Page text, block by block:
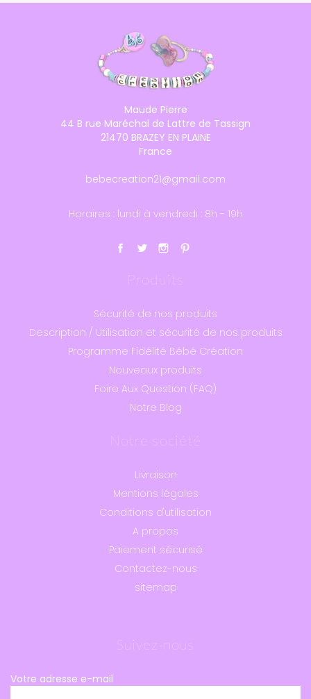
Maude Pierre
44 B rue Maréchal de Lattre de Tassign
21470 BRAZEY EN PLAINE
France
bebecreation21@gmail.com
Horaires : lundi à vendredi : 8h - 19h
Produits
Sécurité de nos produits
Description / Utilisation et sécurité de nos produits
Programme Fidélité Bébé Création
Nouveaux produits
Foire Aux Question (FAQ)
Notre Blog
Notre société
Livraison
Mentions légales
Conditions d'utilisation
A propos
Paiement sécurisé
Contactez-nous
sitemap
Suivez-nous
Votre adresse e-mail